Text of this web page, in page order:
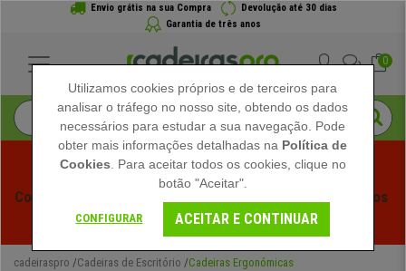
Envio grátis na sua Compra
Devolução até 30 dias
Garantia de três anos
0
Começam os Saldos de Verão em Cadeiraspro! Descontos
Exclusivos por Tempo Limitado - Ver Promoção
cadeiraspro Cadeiras de Escritório Cadeiras Ergonómicas
Utilizamos cookies próprios e de terceiros para
analisar o tráfego no nosso site, obtendo os dados
necessários para estudar a sua navegação. Pode
obter mais informações detalhadas na Política de
Cookies . Para aceitar todos os cookies, clique no
botão "Aceitar".
CONFIGURAR ACEITAR E CONTINUAR